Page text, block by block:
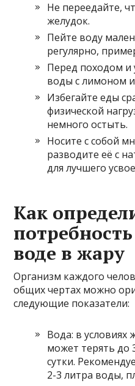
Не переедайте,
желудок.
Пейте воду
регулярно,
Перед походом и
воды с лимоном
Избегайте еды
физической
немного остыть.
Носите с собой
разводите её с
для лучшего
Как
воде в жару
Организм каждого
общих чертах можно
следующие показатели:
Вода: в условиях
может терять до
сутки.
2-3 литра воды,